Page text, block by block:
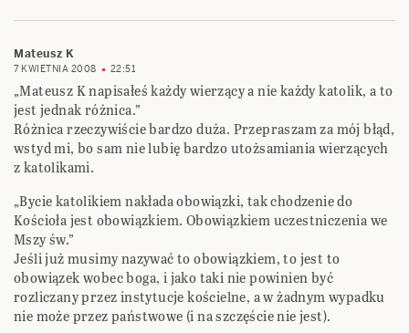
Mateusz K
7 KWIETNIA 2008 22:51
„Mateusz K napisałeś każdy wierzący a nie każdy katolik, a to
jest jednak różnica.”
Różnica rzeczywiście bardzo duża. Przepraszam za mój błąd,
wstyd mi, bo sam nie lubię bardzo utożsamiania wierzących
z katolikami.
„Bycie katolikiem nakłada obowiązki, tak chodzenie do
Kościoła jest obowiązkiem. Obowiązkiem uczestniczenia we
Mszy św.”
Jeśli już musimy nazywać to obowiązkiem, to jest to
obowiązek wobec boga, i jako taki nie powinien być
rozliczany przez instytucje kościelne, a w żadnym wypadku
nie może przez państwowe (i na szczęście nie jest).